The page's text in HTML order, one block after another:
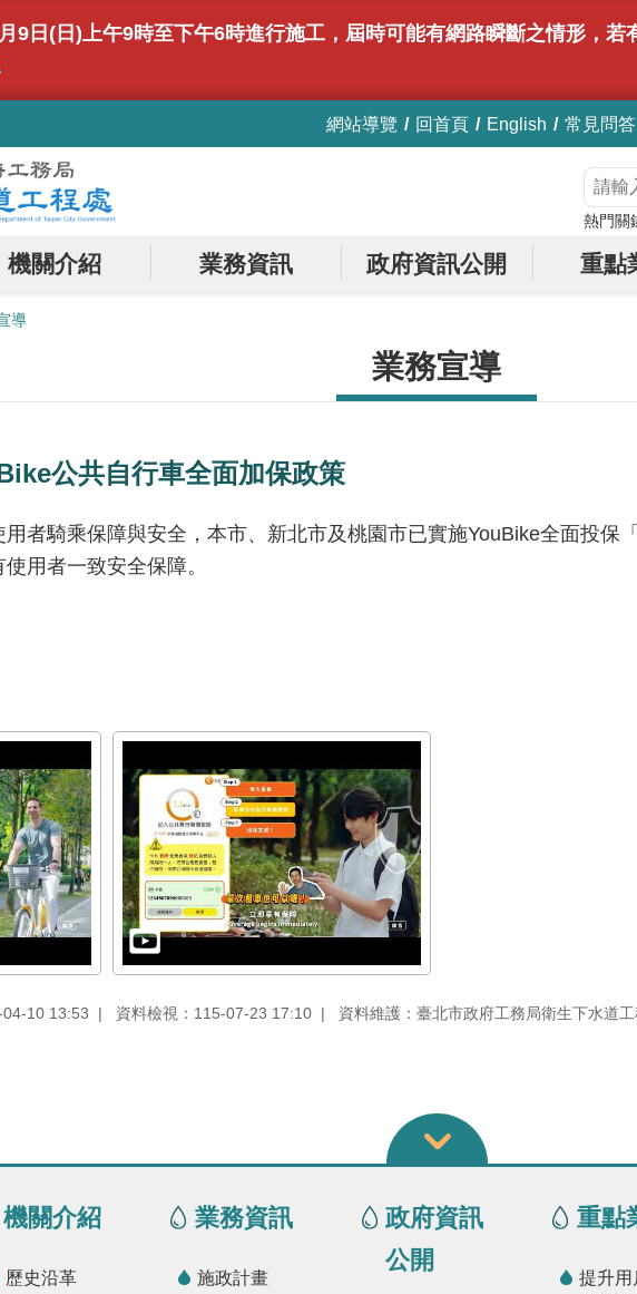
9日(日)上午9時至下午6時進行施工，屆時可能有網路瞬斷之情形，若
網站導覽 回首頁 English 常見問答
熱門關
機關介紹 業務資訊 政府資訊公開 重點
導
業務宣導
公共自行車全面加保政策
者騎乘保障與安全，本市、新北市及桃園市已實施YouBike全面投保
用者一致安全保障。
10 13:53 資料檢視：115-07-23 17:10 資料維護：臺北市政府工務局衛生下水道
機關介紹
歷史沿革
業務資訊
施政計畫
政府資訊
公開
重點
提升用